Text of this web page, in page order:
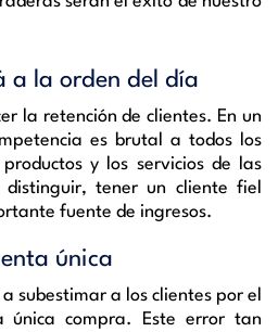
a la orden del día
la retención de clientes. En un
es brutal a todos los
y los servicios de las
distinguir, tener un cliente fiel
fuente de ingresos.
única
subestimar a los clientes por el
compra. Este error tan